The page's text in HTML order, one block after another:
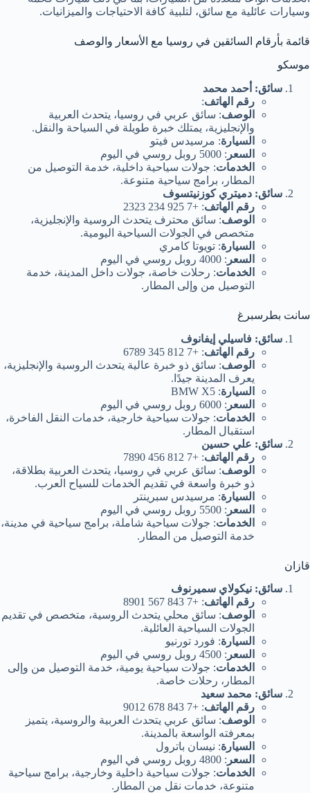
وسيارات عائلية مع سائق، لتلبية كافة الاحتياجات والميزانيات.
قائمة بأرقام السائقين في روسيا مع الأسعار والوصف
موسكو
سائق: أحمد محمد
رقم الهاتف:
الوصف: سائق عربي في روسيا، يتحدث العربية
والإنجليزية، يمتلك خبرة طويلة في السياحة والنقل.
السيارة: مرسيدس فيتو
السعر : 5000 روبل روسي في اليوم
الخدمات: جولات سياحية داخلية، خدمة التوصيل من
المطار، برامج سياحية متنوعة.
سائق: دميتري كوزنيتسوف
رقم الهاتف: +7 925 234 2323
الوصف: سائق محترف يتحدث الروسية والإنجليزية،
متخصص في الجولات السياحية اليومية.
السيارة: تويوتا كامري
السعر : 4000 روبل روسي في اليوم
الخدمات: رحلات خاصة، جولات داخل المدينة، خدمة
التوصيل من وإلى المطار.
سانت بطرسبرغ
سائق: فاسيلي إيفانوف
رقم الهاتف: +7 812 345 6789
الوصف: سائق ذو خبرة عالية يتحدث الروسية والإنجليزية،
يعرف المدينة جيدًا.
السيارة: BMW X5
السعر : 6000 روبل روسي في اليوم
الخدمات: جولات سياحية خارجية، خدمات النقل الفاخرة،
استقبال المطار.
سائق: علي حسين
رقم الهاتف: +7 812 456 7890
الوصف: سائق عربي في روسيا، يتحدث العربية بطلاقة،
ذو خبرة واسعة في تقديم الخدمات للسياح العرب.
السيارة: مرسيدس سبرينتر
السعر : 5500 روبل روسي في اليوم
الخدمات: جولات سياحية شاملة، برامج سياحية في مدينة،
خدمة التوصيل من المطار.
قازان
سائق: نيكولاي سميرنوف
رقم الهاتف: +7 843 567 8901
الوصف: سائق محلي يتحدث الروسية، متخصص في تقديم
الجولات السياحية العائلية.
السيارة: فورد تورنيو
السعر : 4500 روبل روسي في اليوم
الخدمات: جولات سياحية يومية، خدمة التوصيل من وإلى
المطار، رحلات خاصة.
سائق: محمد سعيد
رقم الهاتف: +7 843 678 9012
الوصف: سائق عربي يتحدث العربية والروسية، يتميز
بمعرفته الواسعة بالمدينة.
السيارة: نيسان باترول
السعر : 4800 روبل روسي في اليوم
الخدمات: جولات سياحية داخلية وخارجية، برامج سياحية
متنوعة، خدمات نقل من المطار.